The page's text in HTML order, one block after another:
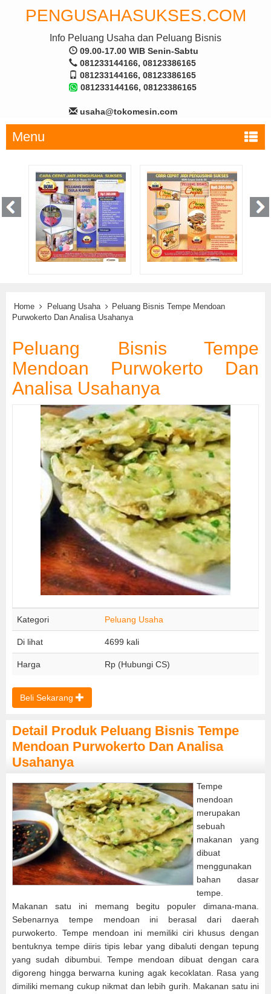
PENGUSAHASUKSES.COM
Info Peluang Usaha dan Peluang Bisnis
09.00-17.00 WIB Senin-Sabtu
081233144166, 08123386165
081233144166, 08123386165
081233144166, 08123386165
usaha@tokomesin.com
Menu
Home Peluang Usaha
Peluang Bisnis Tempe Mendoan
Purwokerto Dan Analisa Usahanya
Peluang Bisnis Tempe
Mendoan Purwokerto Dan
Analisa Usahanya
Kategori Peluang Usaha
Di lihat 4699 kali
Harga Rp (Hubungi CS)
Beli Sekarang
Detail Produk Peluang Bisnis Tempe
Mendoan Purwokerto Dan Analisa
Usahanya
Tempe
mendoan
merupakan
sebuah
makanan yang
dibuat
menggunakan
bahan dasar
tempe.
Makanan satu ini memang begitu populer dimana-mana.
Sebenarnya tempe mendoan ini berasal dari daerah
purwokerto. Tempe mendoan ini memiliki ciri khusus dengan
bentuknya tempe diiris tipis lebar yang dibaluti dengan tepung
yang sudah dibumbui. Tempe mendoan dibuat dengan cara
digoreng hingga berwarna kuning agak kecoklatan. Rasa yang
dimiliki memang cukup nikmat dan lebih gurih. Makanan satu ini